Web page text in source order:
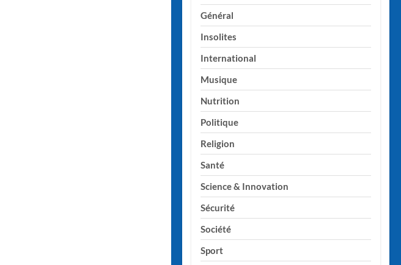
Général
Insolites
International
Musique
Nutrition
Politique
Religion
Santé
Science & Innovation
Sécurité
Société
Sport